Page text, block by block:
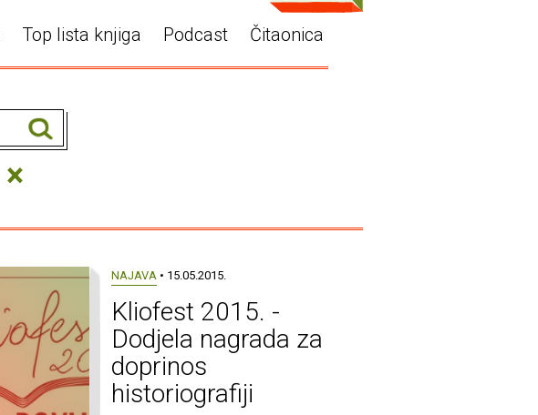
Top lista knjiga Podcast Čitaonica
×
NAJAVA • 15.05.2015.
Kliofest 2015. -
Dodjela nagrada za
doprinos
historiografiji